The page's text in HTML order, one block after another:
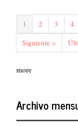
Paginación
Página
actual
1 Página
2 Página
3 4
Siguiente
página
Siguiente >
more
Archivo